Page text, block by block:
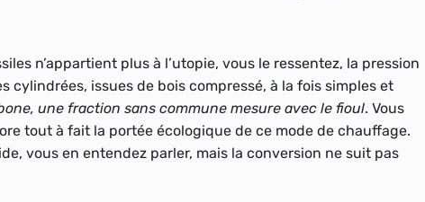
n’appartient plus à l’utopie, vous le ressentez, la pression
cylindrées, issues de bois compressé, à la fois simples et
une fraction sans commune mesure avec le fioul. Vous
tout à fait la portée écologique de ce mode de chauffage.
vous en entendez parler, mais la conversion ne suit pas